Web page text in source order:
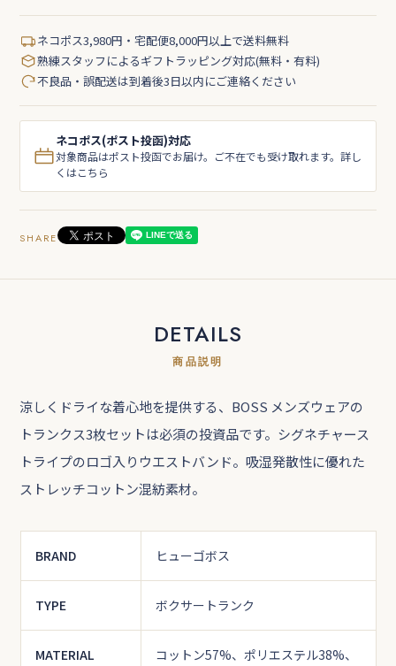
ネコポス3,980円・宅配便8,000円以上で送料無料
熟練スタッフによるギフトラッピング対応(無料・有料)
不良品・誤配送は到着後3日以内にご連絡ください
ネコポス(ポスト投函)対応
対象商品はポスト投函でお届け。ご不在でも受け取れます。詳し
くはこちら
SHARE
DETAILS
商品説明
涼しくドライな着心地を提供する、BOSS メンズウェアの
トランクス3枚セットは必須の投資品です。シグネチャース
トライプのロゴ入りウエストバンド。吸湿発散性に優れた
ストレッチコットン混紡素材。
BRAND ヒューゴボス
TYPE ボクサートランク
MATERIAL コットン57%、ポリエステル38%、